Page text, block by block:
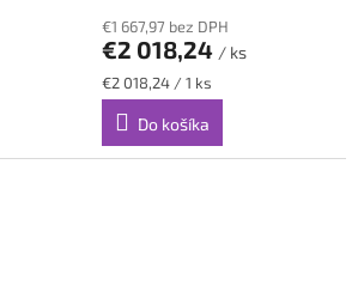
€1 667,97 bez DPH
€2 018,24 / ks
Jednotková
cena:
€2 018,24 / 1 ks
Do košíka